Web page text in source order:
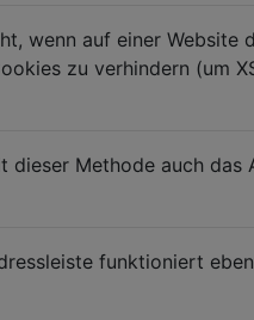
wenn auf einer Website
zu verhindern (um
dieser Methode auch das
funktioniert